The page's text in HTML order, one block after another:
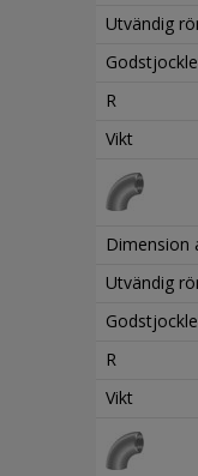
Utvändig
R
Vikt
Dimension
Utvändig
R
Vikt